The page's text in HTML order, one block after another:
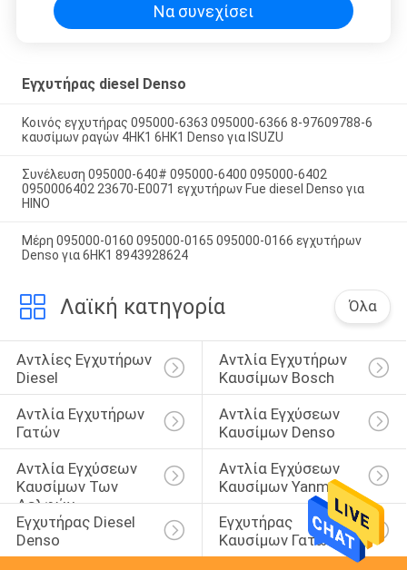
Να συνεχίσει
Εγχυτήρας diesel Denso
Κοινός εγχυτήρας 095000-6363 095000-6366 8-97609788-6
καυσίμων ραγών 4HK1 6HK1 Denso για ISUZU
Συνέλευση 095000-640# 095000-6400 095000-6402
0950006402 23670-E0071 εγχυτήρων Fue diesel Denso για
HINO
Μέρη 095000-0160 095000-0165 095000-0166 εγχυτήρων
Denso για 6HK1 8943928624
Λαϊκή κατηγορία Όλα
Αντλίες Εγχυτήρων
Diesel
Αντλία Εγχυτήρων
Καυσίμων Bosch
Αντλία Εγχυτήρων
Γατών
Αντλία Εγχύσεων
Καυσίμων Denso
Αντλία Εγχύσεων
Καυσίμων Των
Δελφών
Αντλία Εγχύσεων
Καυσίμων Yanmar
Εγχυτήρας Diesel
Denso
Εγχυτήρας
Καυσίμων Γατών